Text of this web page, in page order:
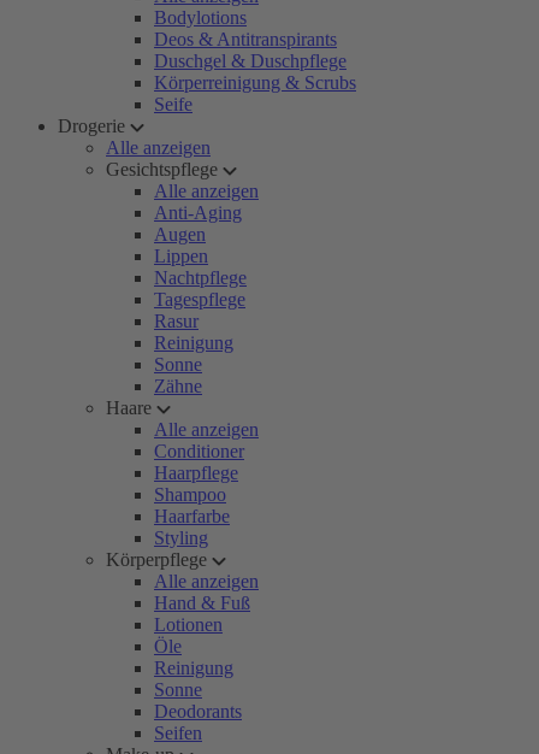
Bodylotions
Deos & Antitranspirants
Duschgel & Duschpflege
Körperreinigung & Scrubs
Seife
Drogerie
Alle anzeigen
Gesichtspflege
Alle anzeigen
Anti-Aging
Augen
Lippen
Nachtpflege
Tagespflege
Rasur
Reinigung
Sonne
Zähne
Haare
Alle anzeigen
Conditioner
Haarpflege
Shampoo
Haarfarbe
Styling
Körperpflege
Alle anzeigen
Hand & Fuß
Lotionen
Öle
Reinigung
Sonne
Deodorants
Seifen